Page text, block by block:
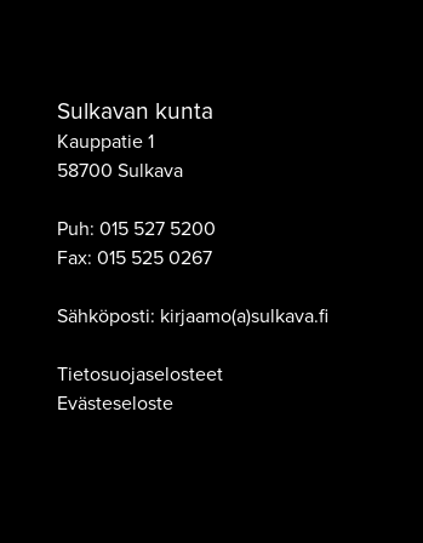
Sulkavan kunta
Kauppatie 1
58700 Sulkava
Puh: 015 527 5200
Fax: 015 525 0267
Sähköposti: kirjaamo(a)sulkava.fi
Tietosuojaselosteet
Evästeseloste